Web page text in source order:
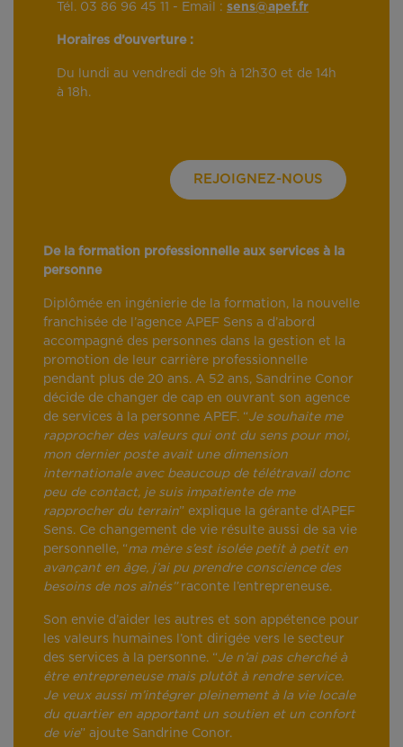
Tél. 03 86 96 45 11 - Email : sens@apef.fr
Horaires d’ouverture :
Du lundi au vendredi de 9h à 12h30 et de 14h
à 18h.
REJOIGNEZ-NOUS
De la formation professionnelle aux services à la
personne
Diplômée en ingénierie de la formation, la nouvelle
franchisée de l’agence APEF Sens a d’abord
accompagné des personnes dans la gestion et la
promotion de leur carrière professionnelle
pendant plus de 20 ans. A 52 ans, Sandrine Conor
décide de changer de cap en ouvrant son agence
de services à la personne APEF. “Je souhaite me
rapprocher des valeurs qui ont du sens pour moi,
mon dernier poste avait une dimension
internationale avec beaucoup de télétravail donc
peu de contact, je suis impatiente de me
rapprocher du terrain” explique la gérante d’APEF
Sens. Ce changement de vie résulte aussi de sa vie
personnelle, “ma mère s’est isolée petit à petit en
avançant en âge, j’ai pu prendre conscience des
besoins de nos aînés”raconte l’entrepreneuse.
Son envie d’aider les autres et son appétence pour
les valeurs humaines l’ont dirigée vers le secteur
des services à la personne. “Je n’ai pas cherché à
être entrepreneuse mais plutôt à rendre service.
Je veux aussi m’intégrer pleinement à la vie locale
du quartier en apportant un soutien et un confort
de vie” ajoute Sandrine Conor.